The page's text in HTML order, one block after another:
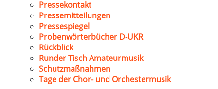
Pressekontakt
Pressemitteilungen
Pressespiegel
Probenwörterbücher D-UKR
Rückblick
Runder Tisch Amateurmusik
Schutzmaßnahmen
Tage der Chor- und Orchestermusik